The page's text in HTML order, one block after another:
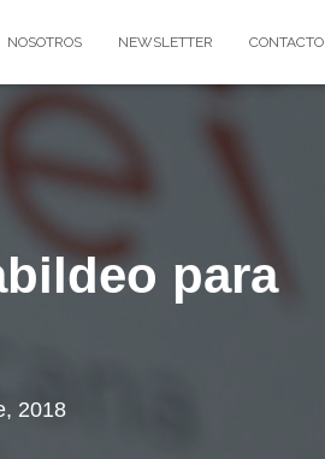
NOSOTROS NEWSLETTER CONTACTO
para
2018